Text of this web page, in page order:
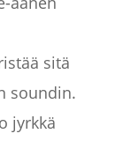
sitä
soundin.
jyrkkä